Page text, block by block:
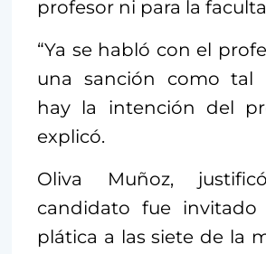
profesor ni para la
“Ya se habló con el
una sanción como tal
hay la intención del
explicó.
Oliva Muñoz,
candidato fue
plática a las siete de la